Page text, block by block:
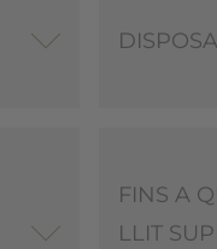
FINS A
LLIT